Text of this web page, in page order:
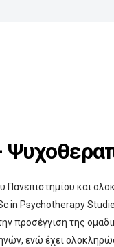
και
in Psychotherapy
προσέγγιση της
ενώ έχει